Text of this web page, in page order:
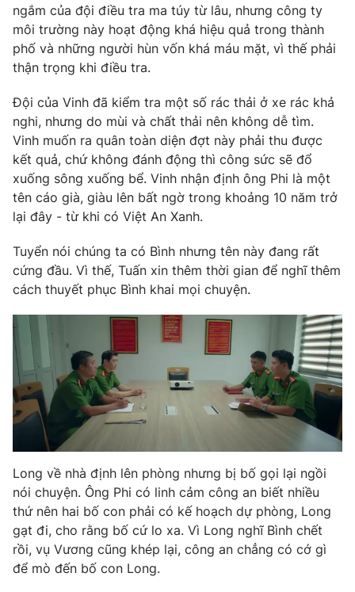
ngắm của đội điều tra ma túy từ lâu, nhưng công ty
môi trường này hoạt động khá hiệu quả trong thành
phố và những người hùn vốn khá máu mặt, vì thế phải
thận trọng khi điều tra.
Đội của Vinh đã kiểm tra một số rác thải ở xe rác khả
nghi, nhưng do mùi và chất thải nên không dễ tìm.
Vinh muốn ra quân toàn diện đợt này phải thu được
kết quả, chứ không đánh động thì công sức sẽ đổ
xuống sông xuống bể. Vinh nhận định ông Phi là một
tên cáo già, giàu lên bất ngờ trong khoảng 10 năm trở
lại đây - từ khi có Việt An Xanh.
Tuyển nói chúng ta có Bình nhưng tên này đang rất
cứng đầu. Vì thế, Tuấn xin thêm thời gian để nghĩ thêm
cách thuyết phục Bình khai mọi chuyện.
Long về nhà định lên phòng nhưng bị bố gọi lại ngồi
nói chuyện. Ông Phi có linh cảm công an biết nhiều
thứ nên hai bố con phải có kế hoạch dự phòng, Long
gạt đi, cho rằng bố cứ lo xa. Vì Long nghĩ Bình chết
rồi, vụ Vương cũng khép lại, công an chẳng có cớ gì
để mò đến bố con Long.